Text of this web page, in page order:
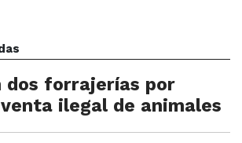
dos forrajerías por
ilegal de animales